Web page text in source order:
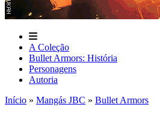
A Coleção
Bullet Armors: História
Personagens
Autoria
Início » Mangás JBC » Bullet Armors